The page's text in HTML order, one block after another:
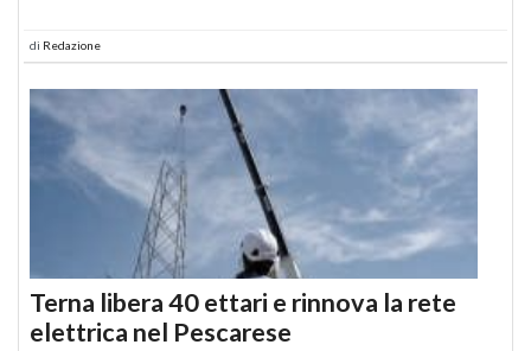
di Redazione
Terna libera 40 ettari e rinnova la rete
elettrica nel Pescarese